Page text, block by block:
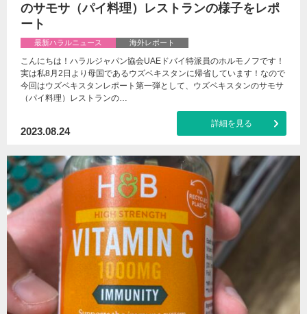
のサモサ（パイ料理）レストランの様子をレポ
ート
最新ハラルニュース 海外レポート
こんにちは！ハラルジャパン協会UAEドバイ特派員のホルモノフです！
実は私8月2日より母国であるウズベキスタンに帰省しています！なので
今回はウズベキスタンレポート第一弾として、ウズベキスタンのサモサ
（パイ料理）レストランの…
2023.08.24
詳細を見る